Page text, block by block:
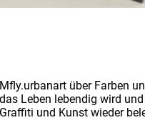
Mfly.urbanart über Farben
das Leben lebendig wird
Graffiti und Kunst wieder